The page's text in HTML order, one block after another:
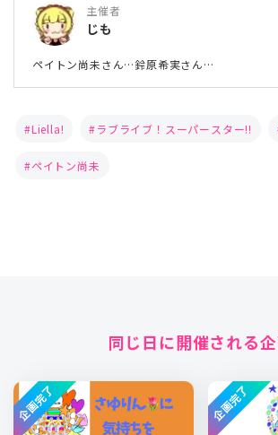
主催者
じも
ペイトン尚未さん…鈴原希実さん…
Liella! ラブライブ！スーパースター!!
ペイトン尚未
同じ日に開催される
企画完了 企画完了